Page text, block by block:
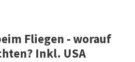
Fliegen - worauf
Inkl. USA